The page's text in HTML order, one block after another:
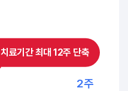
2주
치료기간 최대 12주 단축